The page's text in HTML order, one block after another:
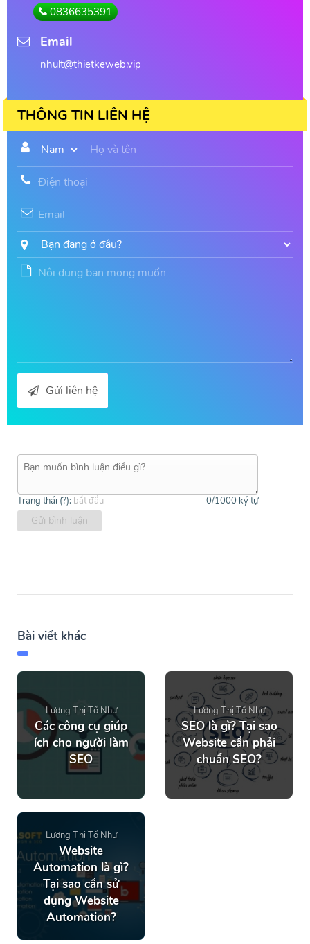
0836635391
Email
nhult@thietkeweb.vip
THÔNG TIN LIÊN HỆ
Gửi liên hệ
Trạng thái (?): bắt đầu 0/1000 ký tự
Gửi bình luận
Bài viết khác
Lương Thị Tố Như
Các công cụ giúp
ích cho người làm
SEO
Lương Thị Tố Như
SEO là gì? Tại sao
Website cần phải
chuẩn SEO?
Lương Thị Tố Như
Website
Automation là gì?
Tại sao cần sử
dụng Website
Automation?